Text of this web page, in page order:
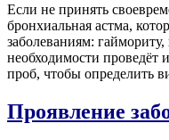
Если не принять
бронхиальная астма,
заболеваниям:
необходимости проведёт
проб, чтобы определить
Проявление